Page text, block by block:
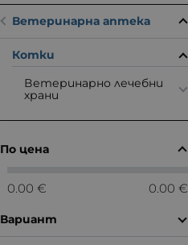
Ветеринарна аптека
Котки
Ветеринарно лечебни
храни
По цена
0.00 € 0.00 €
Вариант